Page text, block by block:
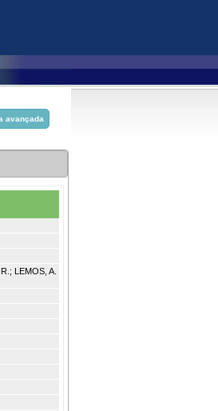
LEMOS, A.